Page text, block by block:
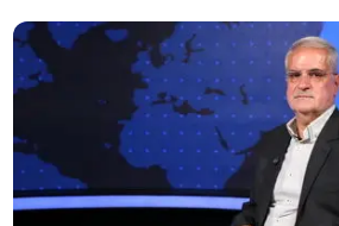
پزشکیان: ۴۷ سال است می‌خواهیم درست کار کنیم،
وقتش نیست!
مسعود پزشکیان گفت: ۴۷ سال است می‌خواهیم درست کار کنیم،
نیست! ایران خودرو را واگذار کردیم و به
ریل، عین بصیرت است/ فرصت